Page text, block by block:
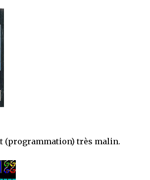
(programmation) très malin.